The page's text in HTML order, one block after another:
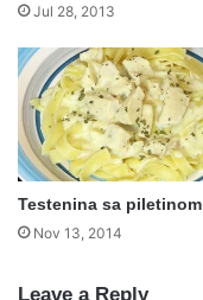
Jul 28, 2013
Testenina sa piletinom
Nov 13, 2014
Leave a Reply